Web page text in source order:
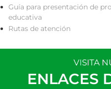
Guía para presentación de
educativa
Rutas de atención
VISITA
ENLACES